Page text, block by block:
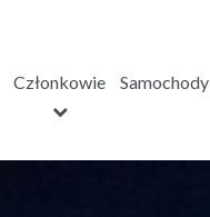
Członkowie Samochody